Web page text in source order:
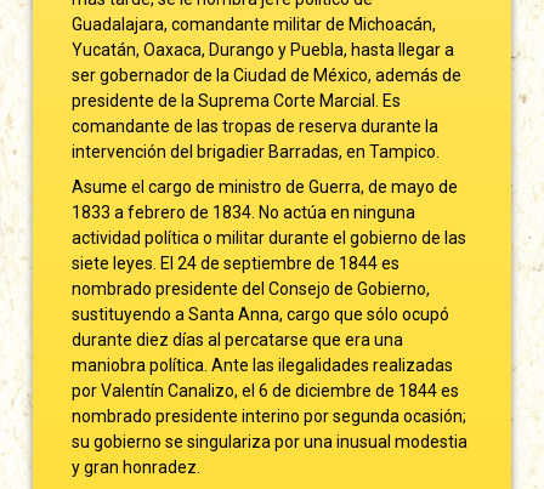
Guadalajara, comandante militar de Michoacán,
Yucatán, Oaxaca, Durango y Puebla, hasta llegar a
ser gobernador de la Ciudad de México, además de
presidente de la Suprema Corte Marcial. Es
comandante de las tropas de reserva durante la
intervención del brigadier Barradas, en Tampico.
Asume el cargo de ministro de Guerra, de mayo de
1833 a febrero de 1834. No actúa en ninguna
actividad política o militar durante el gobierno de las
siete leyes. El 24 de septiembre de 1844 es
nombrado presidente del Consejo de Gobierno,
sustituyendo a Santa Anna, cargo que sólo ocupó
durante diez días al percatarse que era una
maniobra política. Ante las ilegalidades realizadas
por Valentín Canalizo, el 6 de diciembre de 1844 es
nombrado presidente interino por segunda ocasión;
su gobierno se singulariza por una inusual modestia
y gran honradez.